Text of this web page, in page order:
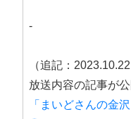
-
（追記：2023.10.22
放送内容の記事が公
「まいどさんの金